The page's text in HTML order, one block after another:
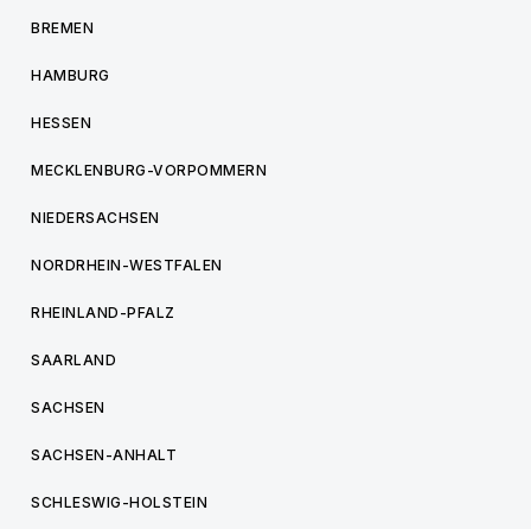
BREMEN
HAMBURG
HESSEN
MECKLENBURG-VORPOMMERN
NIEDERSACHSEN
NORDRHEIN-WESTFALEN
RHEINLAND-PFALZ
SAARLAND
SACHSEN
SACHSEN-ANHALT
SCHLESWIG-HOLSTEIN